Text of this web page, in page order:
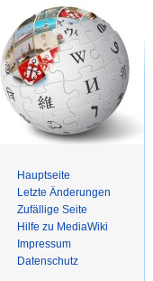
Hauptseite
Letzte Änderungen
Zufällige Seite
Hilfe zu MediaWiki
Impressum
Datenschutz